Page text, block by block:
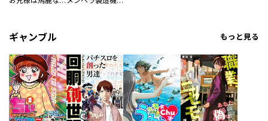
ギャンブル もっと見る